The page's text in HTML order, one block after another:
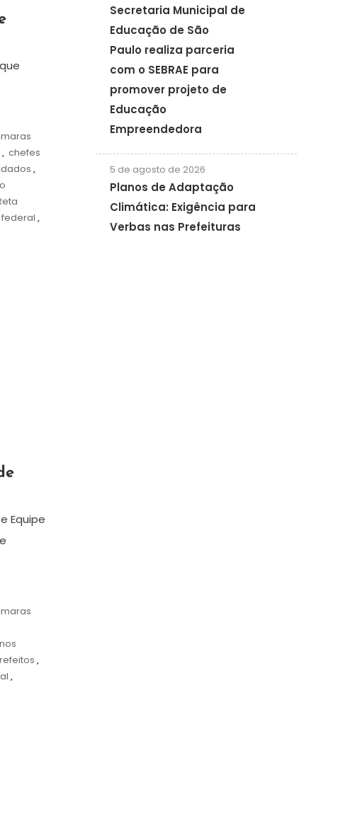
, chefes
,
,
Equipe
,
,
Secretaria Municipal de
Educação de São
Paulo realiza parceria
com o SEBRAE para
promover projeto de
Educação
Empreendedora
5 de agosto de 2026
Planos de Adaptação
Climática: Exigência para
Verbas nas Prefeituras